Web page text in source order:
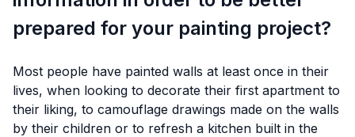
prepared for your painting project?
Most people have painted walls at least once in their
lives, when looking to decorate their first apartment to
their liking, to camouflage drawings made on the walls
by their children or to refresh a kitchen built in the